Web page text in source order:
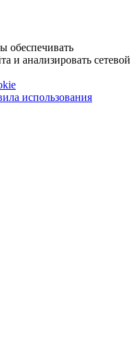
обеспечивать
и анализировать сетевой
использования